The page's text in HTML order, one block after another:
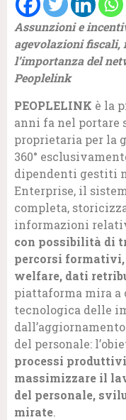
Assunzioni e
agevolazioni fiscali,
l’importanza del
Peoplelink
PEOPLELINK è la
anni fa nel portare
proprietaria per la
360°
dipendenti gestiti
Enterprise, il
completa,
informazioni
con possibilità di
percorsi formativi,
welfare, dati
piattaforma mira a
tecnologica delle
del personale:
processi
massimizzare il
del personale,
mirate.